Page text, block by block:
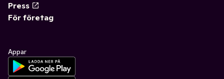
Press
För företag
Appar